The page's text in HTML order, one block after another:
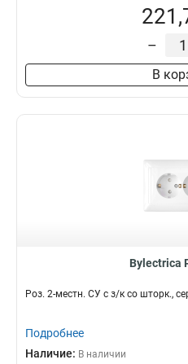
–
В
Bylectrica
Роз. 2-местн. СУ с з/к со шторк.,
Подробнее
Наличие: В наличии